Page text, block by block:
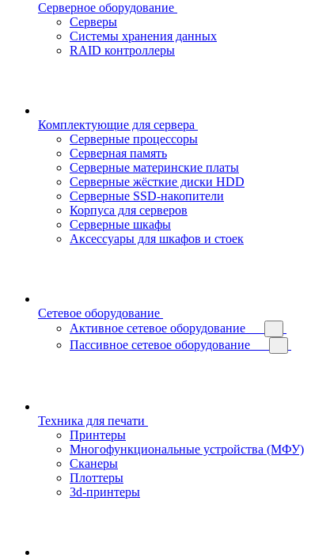
Серверное оборудование
Серверы
Системы хранения данных
RAID контроллеры
Комплектующие для сервера
Серверные процессоры
Серверная память
Серверные материнские платы
Серверные жёсткие диски HDD
Серверные SSD-накопители
Корпуса для серверов
Серверные шкафы
Аксессуары для шкафов и стоек
Сетевое оборудование
Активное сетевое оборудование
Пассивное сетевое оборудование
Техника для печати
Принтеры
Многофункциональные устройства (МФУ)
Сканеры
Плоттеры
3d-принтеры